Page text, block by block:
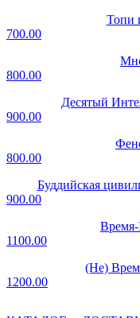
Топи
700.00
800.00
Десятый
900.00
800.00
Буддийская
900.00
1100.00
(Не)
1200.00